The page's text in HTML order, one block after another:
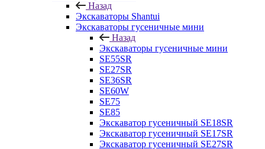
Назад
Экскаваторы Shantui
Экскаваторы гусеничные мини
Назад
Экскаваторы гусеничные мини
SE55SR
SE27SR
SE36SR
SE60W
SE75
SE85
Экскаватор гусеничный SE18SR
Экскаватор гусеничный SE17SR
Экскаватор гусеничный SE27SR